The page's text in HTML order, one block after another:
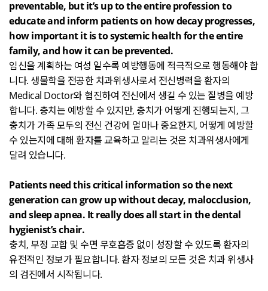
preventable, but it’s up to the entire profession to
educate and inform patients on how decay progresses,
how important it is to systemic health for the entire
family, and how it can be prevented.
임신을 계획하는 여성 일수록 예방행동에 적극적으로 행동해야 합
니다. 생물학을 전공한 치과위생사로서 전신병력을 환자의
Medical Doctor와 협진하여 전신에서 생길 수 있는 질병을 예방
합니다. 충치는 예방할 수 있지만, 충치가 어떻게 진행되는지, 그
충치가 가족 모두의 전신 건강에 얼마나 중요한지, 어떻게 예방할
수 있는지에 대해 환자를 교육하고 알리는 것은 치과위생사에게
달려 있습니다.
Patients need this critical information so the next
generation can grow up without decay, malocclusion,
and sleep apnea. It really does all start in the dental
hygienist’s chair.
충치, 부정 교합 및 수면 무호흡증 없이 성장할 수 있도록 환자의
유전적인 정보가 필요합니다. 환자 정보의 모든 것은 치과 위생사
의 검진에서 시작됩니다.